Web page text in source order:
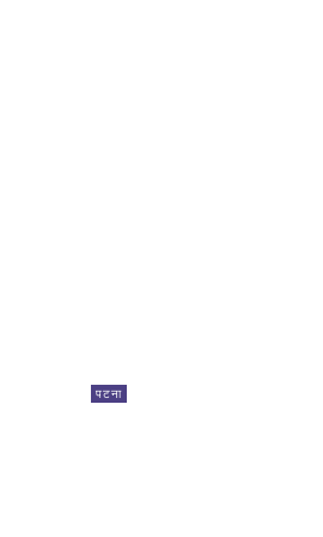
पटना